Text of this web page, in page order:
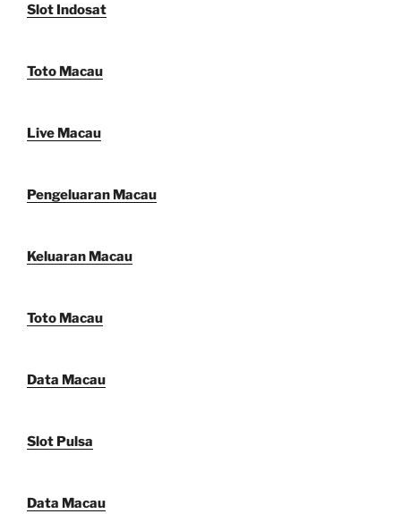
Slot Indosat
Toto Macau
Live Macau
Pengeluaran Macau
Keluaran Macau
Toto Macau
Data Macau
Slot Pulsa
Data Macau